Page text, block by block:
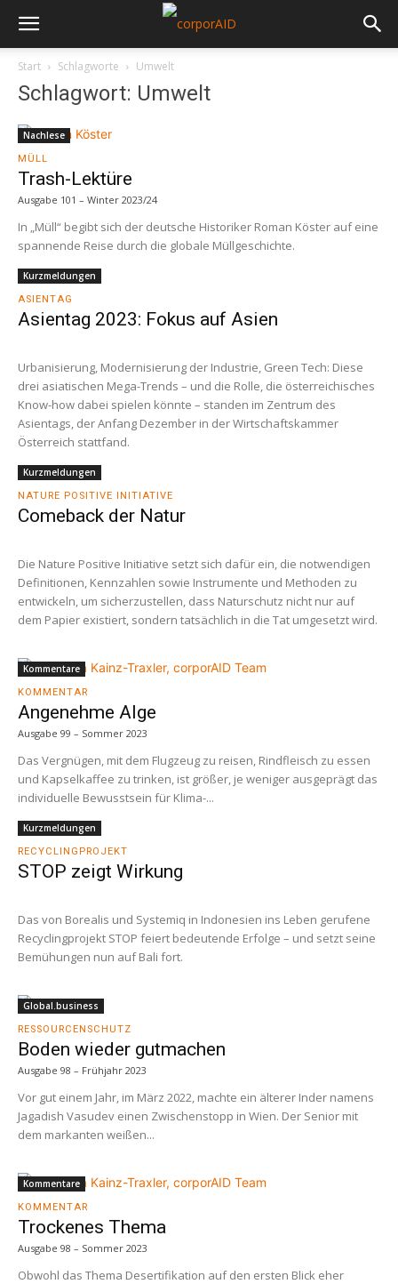
Start Schlagworte Umwelt
Schlagwort: Umwelt
Nachlese
MÜLL
Trash-Lektüre
Ausgabe 101 – Winter 2023/24
In „Müll“ begibt sich der deutsche Historiker Roman Köster auf eine
spannende Reise durch die globale Müllgeschichte.
Kurzmeldungen
ASIENTAG
Asientag 2023: Fokus auf Asien
Urbanisierung, Modernisierung der Industrie, Green Tech: Diese
drei asiatischen Mega-Trends – und die Rolle, die österreichisches
Know-how dabei spielen könnte – standen im Zentrum des
Asientags, der Anfang Dezember in der Wirtschaftskammer
Österreich stattfand.
Kurzmeldungen
NATURE POSITIVE INITIATIVE
Comeback der Natur
Die Nature Positive Initiative setzt sich dafür ein, die notwendigen
Definitionen, Kennzahlen sowie Instrumente und Methoden zu
entwickeln, um sicherzustellen, dass Naturschutz nicht nur auf
dem Papier existiert, sondern tatsächlich in die Tat umgesetzt wird.
Kommentare
KOMMENTAR
Angenehme Alge
Ausgabe 99 – Sommer 2023
Das Vergnügen, mit dem Flugzeug zu reisen, Rindfleisch zu essen
und Kapselkaffee zu trinken, ist größer, je weniger ausgeprägt das
individuelle Bewusstsein für Klima-...
Kurzmeldungen
RECYCLINGPROJEKT
STOP zeigt Wirkung
Das von Borealis und Systemiq in Indonesien ins Leben gerufene
Recyclingprojekt STOP feiert bedeutende Erfolge – und setzt seine
Bemühungen nun auf Bali fort.
Global.business
RESSOURCENSCHUTZ
Boden wieder gutmachen
Ausgabe 98 – Frühjahr 2023
Vor gut einem Jahr, im März 2022, machte ein älterer Inder namens
Jagadish Vasudev einen Zwischenstopp in Wien. Der Senior mit
dem markanten weißen...
Kommentare
KOMMENTAR
Trockenes Thema
Ausgabe 98 – Sommer 2023
Obwohl das Thema Desertifikation auf den ersten Blick eher